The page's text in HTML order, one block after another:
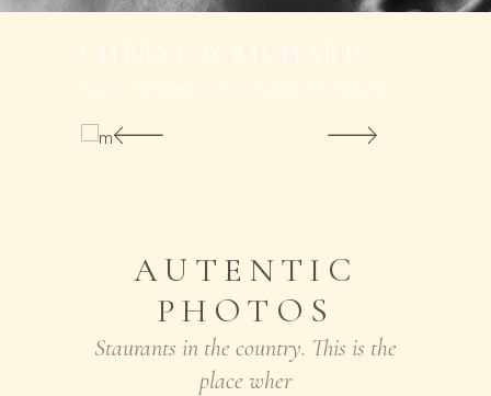
CHERYL & RICHARD
Home /Wedding Stories /Cheryl & Richard
AUTENTIC
PHOTOS
Staurants in the country. This is the
place wher